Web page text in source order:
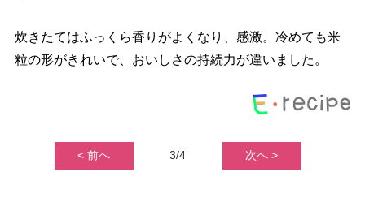
炊きたてはふっくら香りがよくなり、感激。冷めても米
粒の形がきれいで、おいしさの持続力が違いました。
< 前へ 3/4 次へ >